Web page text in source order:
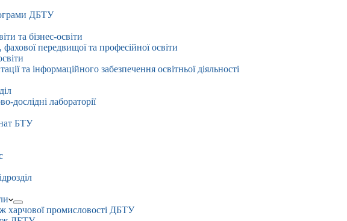
ДБТУ
та бізнес-освіти
передвищої та професійної освіти
та інформаційного забезпечення освітньої діяльності
дослідні лабораторії
БТУ
харчової промисловості ДБТУ